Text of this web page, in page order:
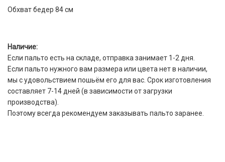
Обхват бедер 84 см
Наличие:
Если пальто есть на складе, отправка занимает 1-2 дня.
Если пальто нужного вам размера или цвета нет в наличии,
мы с удовольствием пошьём его для вас. Срок изготовления
составляет 7-14 дней (в зависимости от загрузки
производства).
Поэтому всегда рекомендуем заказывать пальто заранее.